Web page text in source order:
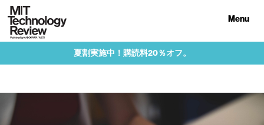
Menu
夏割実施中！購読料20％オフ。